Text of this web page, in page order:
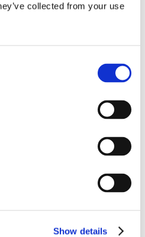
collected from your use
Show details
hvor han/hun kan vurdere
at en gæst kun kan
er baseret på i alt 243.138